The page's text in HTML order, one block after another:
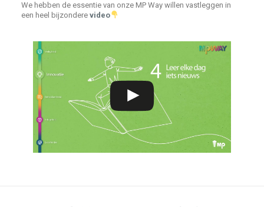
We hebben de essentie van onze MP Way willen vastleggen in
een heel bijzondere video